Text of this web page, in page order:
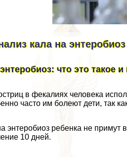
кала на энтеробиоз
что это такое и
в фекалиях человека
часто им болеют дети, так
энтеробиоз ребенка не примут
10 дней.